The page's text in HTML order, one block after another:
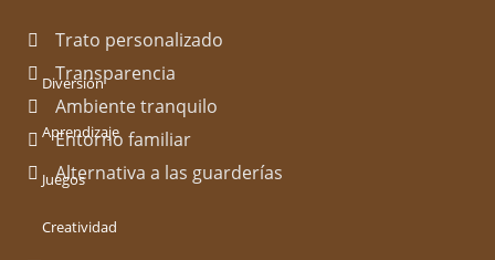
Diversión
Aprendizaje
Juegos
Creatividad
Trato personalizado
Transparencia
Ambiente tranquilo
Entorno familiar
Alternativa a las guarderías